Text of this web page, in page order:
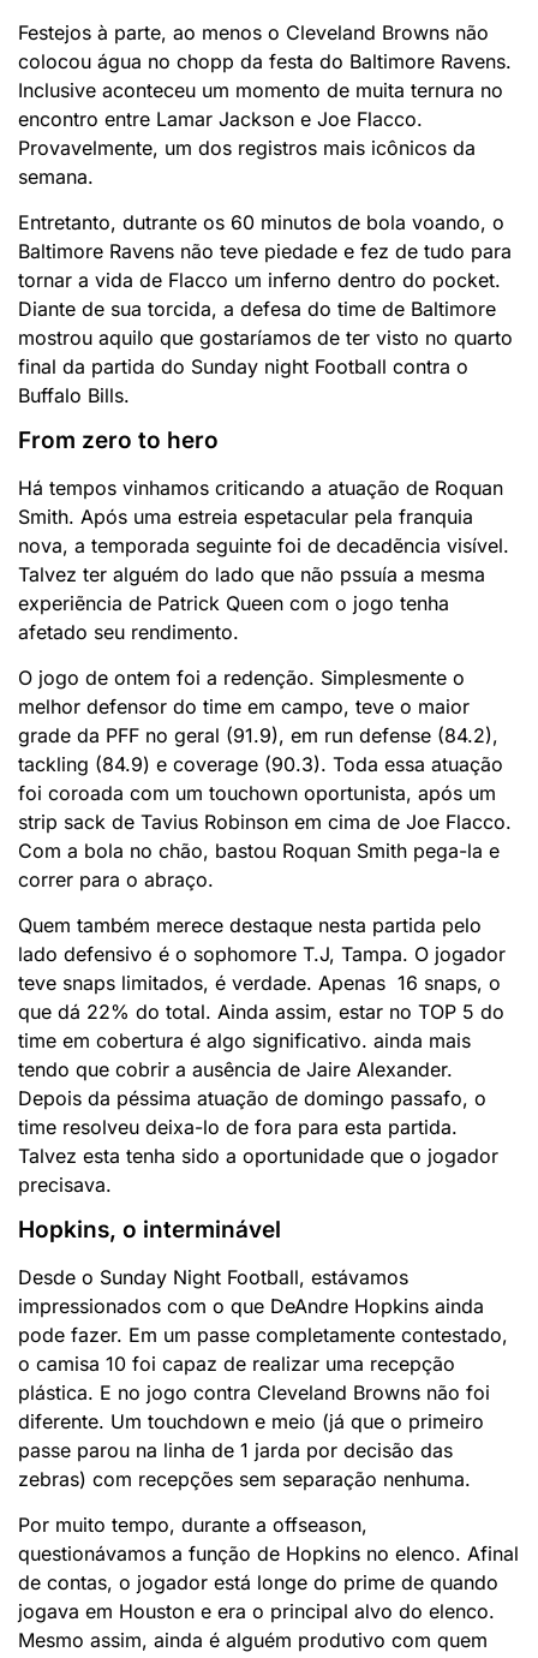
Festejos à parte, ao menos o Cleveland Browns não
colocou água no chopp da festa do Baltimore Ravens.
Inclusive aconteceu um momento de muita ternura no
encontro entre Lamar Jackson e Joe Flacco.
Provavelmente, um dos registros mais icônicos da
semana.
Entretanto, dutrante os 60 minutos de bola voando, o
Baltimore Ravens não teve piedade e fez de tudo para
tornar a vida de Flacco um inferno dentro do pocket.
Diante de sua torcida, a defesa do time de Baltimore
mostrou aquilo que gostaríamos de ter visto no quarto
final da partida do Sunday night Football contra o
Buffalo Bills.
From zero to hero
Há tempos vinhamos criticando a atuação de Roquan
Smith. Após uma estreia espetacular pela franquia
nova, a temporada seguinte foi de decadẽncia visível.
Talvez ter alguém do lado que não pssuía a mesma
experiẽncia de Patrick Queen com o jogo tenha
afetado seu rendimento.
O jogo de ontem foi a redenção. Simplesmente o
melhor defensor do time em campo, teve o maior
grade da PFF no geral (91.9), em run defense (84.2),
tackling (84.9) e coverage (90.3). Toda essa atuação
foi coroada com um touchown oportunista, após um
strip sack de Tavius Robinson em cima de Joe Flacco.
Com a bola no chão, bastou Roquan Smith pega-la e
correr para o abraço.
Quem também merece destaque nesta partida pelo
lado defensivo é o sophomore T.J, Tampa. O jogador
teve snaps limitados, é verdade. Apenas 16 snaps, o
que dá 22% do total. Ainda assim, estar no TOP 5 do
time em cobertura é algo significativo. ainda mais
tendo que cobrir a ausência de Jaire Alexander.
Depois da péssima atuação de domingo passafo, o
time resolveu deixa-lo de fora para esta partida.
Talvez esta tenha sido a oportunidade que o jogador
precisava.
Hopkins, o interminável
Desde o Sunday Night Football, estávamos
impressionados com o que DeAndre Hopkins ainda
pode fazer. Em um passe completamente contestado,
o camisa 10 foi capaz de realizar uma recepção
plástica. E no jogo contra Cleveland Browns não foi
diferente. Um touchdown e meio (já que o primeiro
passe parou na linha de 1 jarda por decisão das
zebras) com recepções sem separação nenhuma.
Por muito tempo, durante a offseason,
questionávamos a função de Hopkins no elenco. Afinal
de contas, o jogador está longe do prime de quando
jogava em Houston e era o principal alvo do elenco.
Mesmo assim, ainda é alguém produtivo com quem